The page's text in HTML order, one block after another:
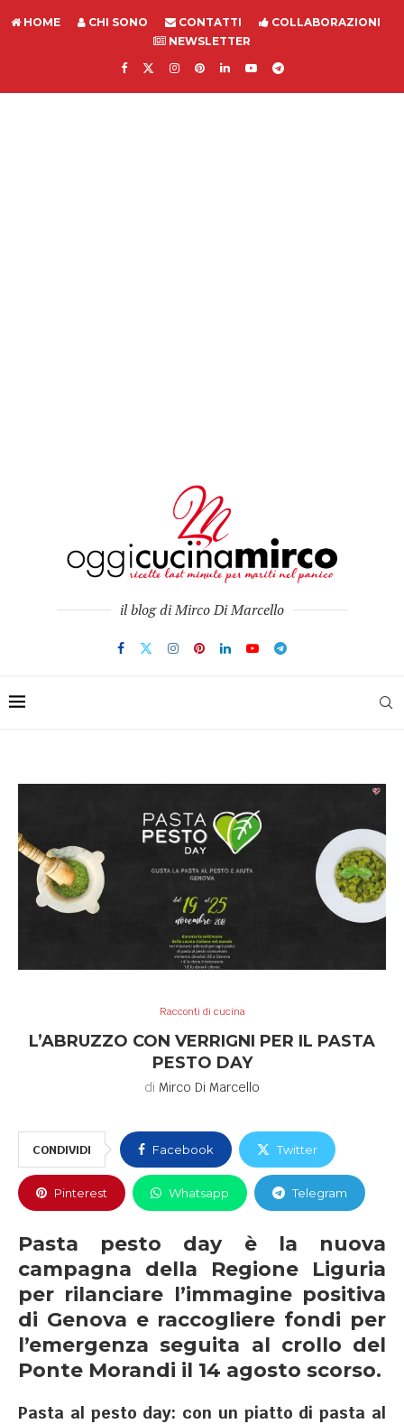
HOME CHI SONO CONTATTI
COLLABORAZIONI
NEWSLETTER
il blog di Mirco Di Marcello
Racconti di cucina
L’ABRUZZO CON VERRIGNI PER IL PASTA
PESTO DAY
di Mirco Di Marcello
CONDIVIDI Facebook Twitter
Pinterest Whatsapp Telegram
Pasta pesto day è la nuova
campagna della Regione Liguria
per rilanciare l’immagine positiva
di Genova e raccogliere fondi per
l’emergenza seguita al crollo del
Ponte Morandi il 14 agosto scorso.
Pasta al pesto day: con un piatto di pasta al